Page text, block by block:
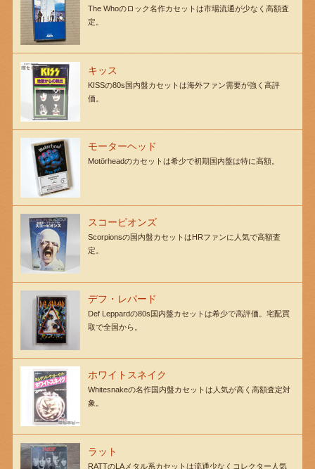
The Whoのロック名作カセットは市場流通が少なく高額査
定。
キッス
KISSの80s国内盤カセットは海外ファン需要が強く高評
価。
モーターヘッド
Motörheadのカセットは希少で初期国内盤は特に高額。
スコーピオンズ
Scorpionsの国内盤カセットはHRファンに人気で高額査
定。
デフ・レパード
Def Leppardの80s国内盤カセットは希少で高評価。宅配買
取で全国から。
ホワイトスネイク
Whitesnakeの名作国内盤カセットは人気が高く高額査定対
象。
ラット
RATTのLAメタル系カセットは流通少なくコレクター人気